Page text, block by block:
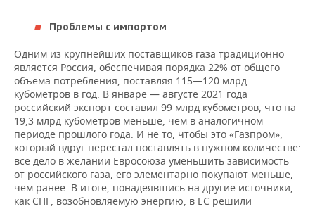
Проблемы с импортом
Одним из крупнейших поставщиков газа традиционно
является Россия, обеспечивая порядка 22% от общего
объема потребления, поставляя 115—120 млрд
кубометров в год. В январе — августе 2021 года
российский экспорт составил 99 млрд кубометров, что на
19,3 млрд кубометров меньше, чем в аналогичном
периоде прошлого года. И не то, чтобы это «Газпром»,
который вдруг перестал поставлять в нужном количестве:
все дело в желании Евросоюза уменьшить зависимость
от российского газа, его элементарно покупают меньше,
чем ранее. В итоге, понадеявшись на другие источники,
как СПГ, возобновляемую энергию, в ЕС решили